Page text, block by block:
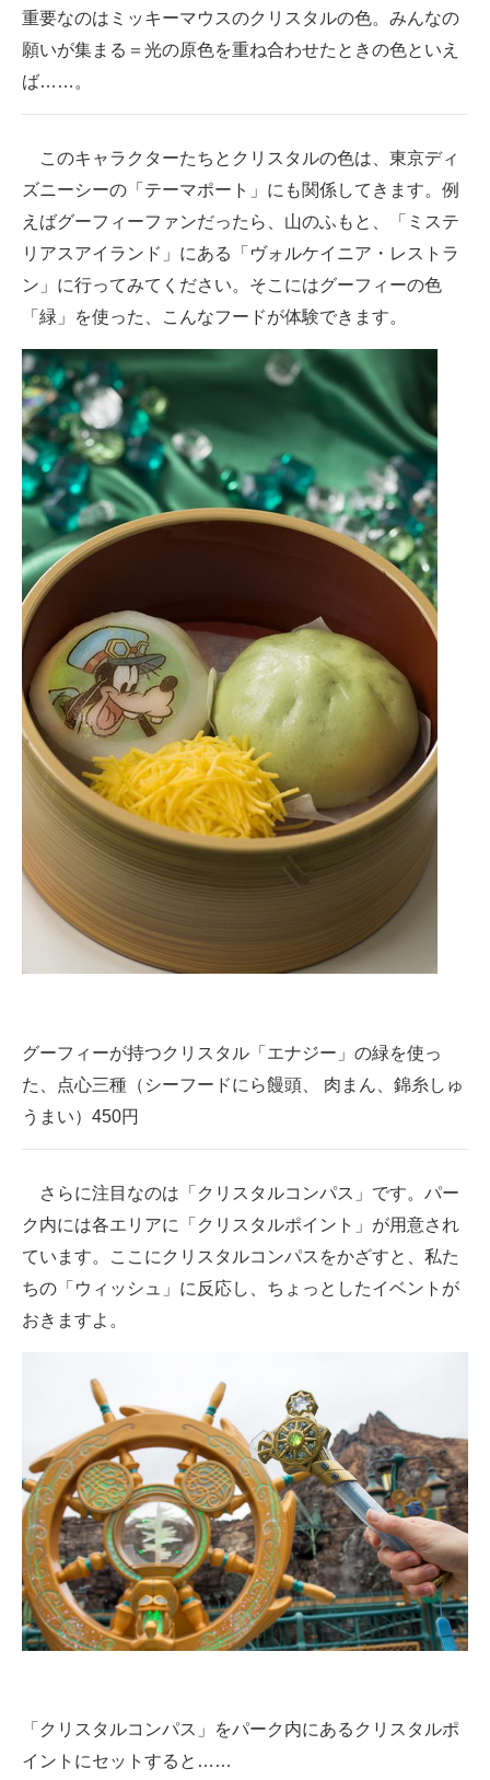
重要なのはミッキーマウスのクリスタルの色。みんなの
願いが集まる＝光の原色を重ね合わせたときの色といえ
ば……。
このキャラクターたちとクリスタルの色は、東京ディ
ズニーシーの「テーマポート」にも関係してきます。例
えばグーフィーファンだったら、山のふもと、「ミステ
リアスアイランド」にある「ヴォルケイニア・レストラ
ン」に行ってみてください。そこにはグーフィーの色
「緑」を使った、こんなフードが体験できます。
グーフィーが持つクリスタル「エナジー」の緑を使っ
た、点心三種（シーフードにら饅頭、 肉まん、錦糸しゅ
うまい）450円
さらに注目なのは「クリスタルコンパス」です。パー
ク内には各エリアに「クリスタルポイント」が用意され
ています。ここにクリスタルコンパスをかざすと、私た
ちの「ウィッシュ」に反応し、ちょっとしたイベントが
おきますよ。
「クリスタルコンパス」をパーク内にあるクリスタルポ
イントにセットすると……